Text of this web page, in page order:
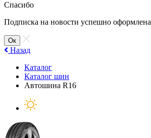
Спасибо
Подписка на новости успешно оформлена
Ок
Назад
Каталог
Каталог шин
Автошина R16